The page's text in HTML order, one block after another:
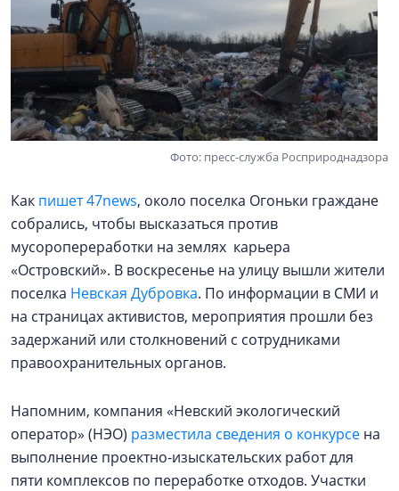
Фото: пресс-служба Росприроднадзора
Как пишет 47news, около поселка Огоньки граждане
собрались, чтобы высказаться против
мусоропереработки на землях карьера
«Островский». В воскресенье на улицу вышли жители
поселка Невская Дубровка. По информации в СМИ и
на страницах активистов, мероприятия прошли без
задержаний или столкновений с сотрудниками
правоохранительных органов.
Напомним, компания «Невский экологический
оператор» (НЭО) разместила сведения о конкурсе на
выполнение проектно-изыскательских работ для
пяти комплексов по переработке отходов. Участки